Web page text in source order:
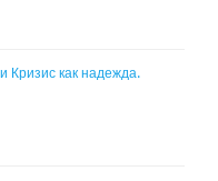
Кризис как надежда.